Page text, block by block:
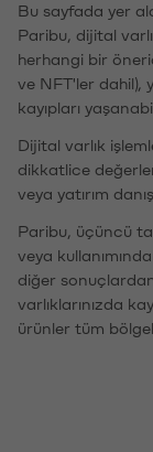
Bu sayfada yer
Paribu, dijital
herhangi bir
ve NFT'ler dahil),
kayıpları
Dijital varlık
dikkatlice
veya yatırım
Paribu, üçüncü
veya
diğer sonuçlardan
varlıklarınızda
ürünler tüm